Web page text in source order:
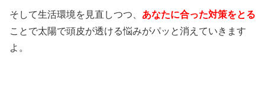
そして生活環境を見直しつつ、 あなたに合った対策をとる
ことで太陽で頭皮が透ける悩みがパッと消えていきます
よ。